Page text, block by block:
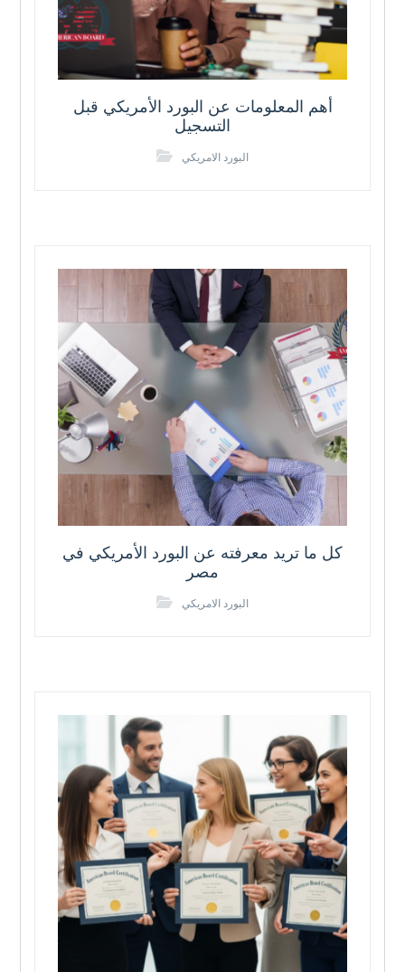
أهم المعلومات عن البورد الأمريكي قبل
التسجيل
البورد الامريكي
كل ما تريد معرفته عن البورد الأمريكي في
مصر
البورد الامريكي